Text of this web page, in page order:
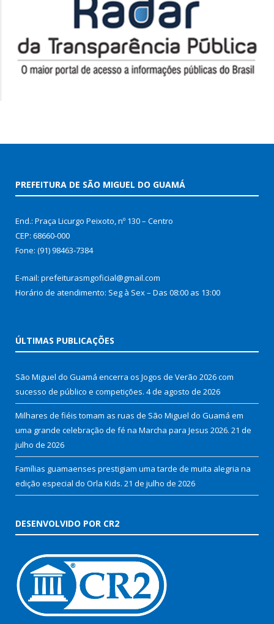
PREFEITURA DE SÃO MIGUEL DO GUAMÁ
End.: Praça Licurgo Peixoto, nº 130 – Centro
CEP: 68660-000
Fone: (91) 98463-7384
E-mail: prefeiturasmgoficial@gmail.com
Horário de atendimento: Seg à Sex – Das 08:00 as 13:00
ÚLTIMAS PUBLICAÇÕES
São Miguel do Guamá encerra os Jogos de Verão 2026 com
sucesso de público e competições. 4 de agosto de 2026
Milhares de fiéis tomam as ruas de São Miguel do Guamá em
uma grande celebração de fé na Marcha para Jesus 2026. 21 de
julho de 2026
Famílias guamaenses prestigiam uma tarde de muita alegria na
edição especial do Orla Kids. 21 de julho de 2026
DESENVOLVIDO POR CR2